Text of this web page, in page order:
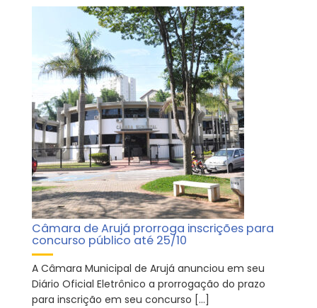
Câmara de Arujá prorroga inscrições para
concurso público até 25/10
A Câmara Municipal de Arujá anunciou em seu
Diário Oficial Eletrônico a prorrogação do prazo
para inscrição em seu concurso […]